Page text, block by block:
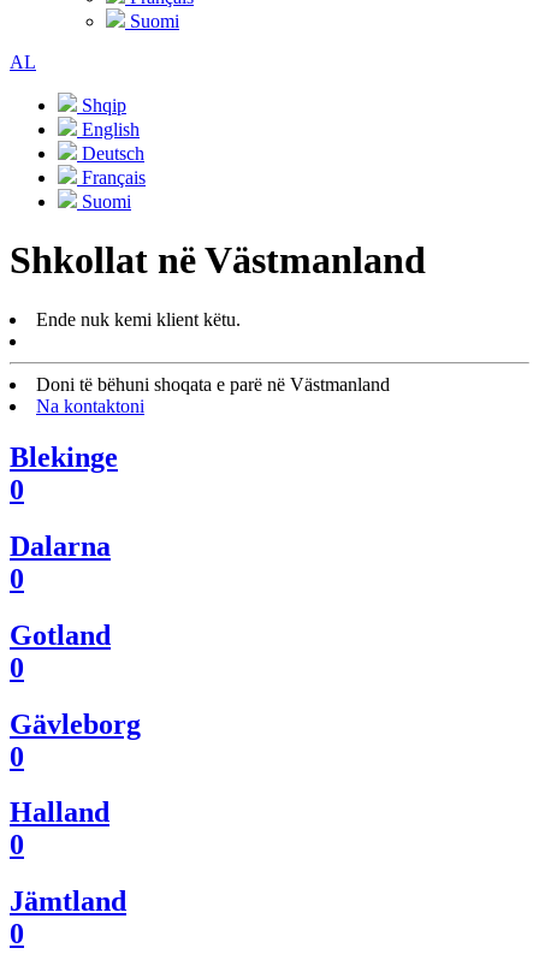
Suomi
AL
Shqip
English
Deutsch
Français
Suomi
Shkollat në Västmanland
Ende nuk kemi klient këtu.
Doni të bëhuni shoqata e parë në Västmanland
Na kontaktoni
Blekinge
0
Dalarna
0
Gotland
0
Gävleborg
0
Halland
0
Jämtland
0